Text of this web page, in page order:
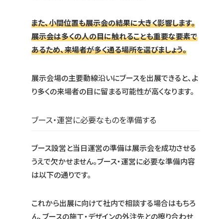
また、小間位置も展示会の結果に大きく影響します。
展示会は多くの人の目に触れることも重要な要素で
あるため、来場者が多く通る場所を選びましょう。
展示会場の主要動線沿いにブースを出展できると、よ
り多くの来場者の目に留まる可能性が高くなります。
ブース・運営に必要なものを準備する
ブース設営と当日運営の準備は展示会を成功させる
うえで欠かせません。ブース・運営に必要な準備内容
は以下の通りです。
これから出展に向けて社内で相談する場合はもちろ
ん、ブースの施工・デザインの外注先との擦り合わせ